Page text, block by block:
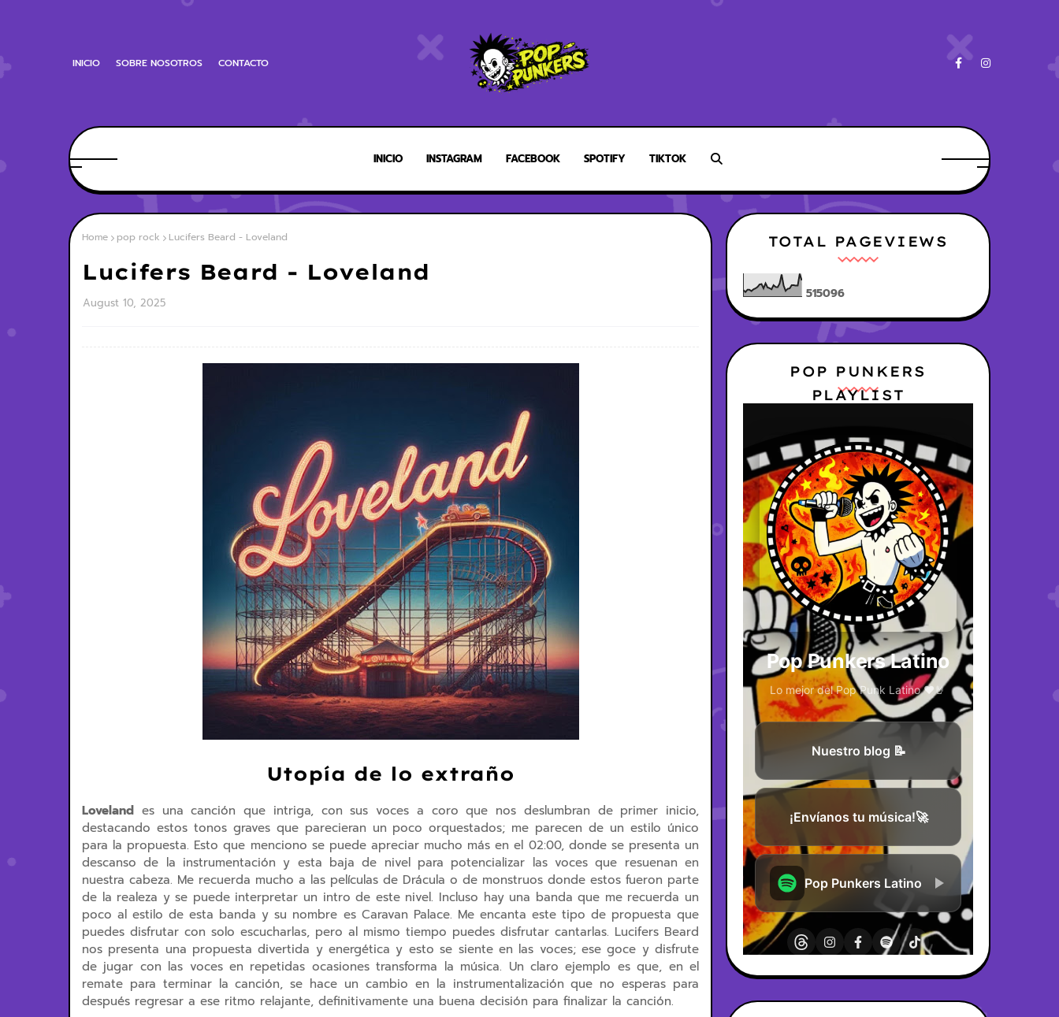
INICIO SOBRE NOSOTROS CONTACTO
INICIO INSTAGRAM FACEBOOK SPOTIFY TIKTOK
Home pop rock Lucifers Beard - Loveland
Lucifers Beard - Loveland
August 10, 2025
Utopía de lo extraño
Loveland es una canción que intriga, con sus voces a coro que nos deslumbran de primer inicio,
destacando estos tonos graves que parecieran un poco orquestados; me parecen de un estilo único
para la propuesta. Esto que menciono se puede apreciar mucho más en el 02:00, donde se presenta un
descanso de la instrumentación y esta baja de nivel para potencializar las voces que resuenan en
nuestra cabeza. Me recuerda mucho a las películas de Drácula o de monstruos donde estos fueron parte
de la realeza y se puede interpretar un intro de este nivel. Incluso hay una banda que me recuerda un
poco al estilo de esta banda y su nombre es Caravan Palace. Me encanta este tipo de propuesta que
puedes disfrutar con solo escucharlas, pero al mismo tiempo puedes disfrutar cantarlas. Lucifers Beard
nos presenta una propuesta divertida y energética y esto se siente en las voces; ese goce y disfrute
de jugar con las voces en repetidas ocasiones transforma la música. Un claro ejemplo es que, en el
remate para terminar la canción, se hace un cambio en la instrumentalización que no esperas para
después regresar a ese ritmo relajante, definitivamente una buena decisión para finalizar la canción.
TOTAL PAGEVIEWS
515096
POP PUNKERS
PLAYLIST